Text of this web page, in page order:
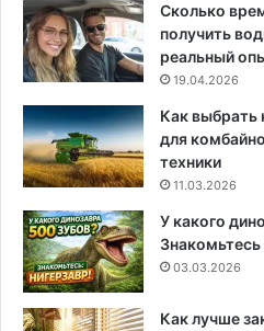
Сколько
получить
реальный
19.04.2026
Как выбрать
для
техники
11.03.2026
У какого
Знакомьтесь
03.03.2026
Как лучше